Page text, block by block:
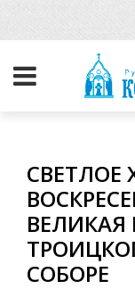
СВЕТЛОЕ
ВЕЛИКАЯ
СОБОРЕ